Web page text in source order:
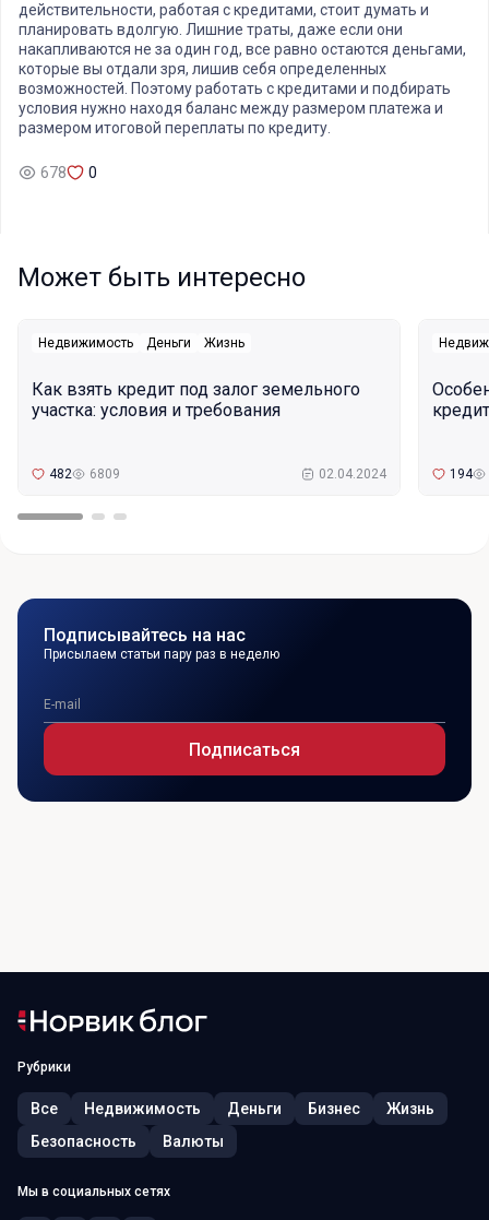
действительности, работая с кредитами, стоит думать и
планировать вдолгую. Лишние траты, даже если они
накапливаются не за один год, все равно остаются деньгами,
которые вы отдали зря, лишив себя определенных
возможностей. Поэтому работать с кредитами и подбирать
условия нужно находя баланс между размером платежа и
размером итоговой переплаты по кредиту.
678 0
Может быть интересно
Недвижимость Деньги Жизнь
Как взять кредит под залог земельного
участка: условия и требования
482 6809 02.04.2024 194
Подписывайтесь на нас
Присылаем статьи пару раз в неделю
Подписаться
Рубрики
Все Недвижимость Деньги Бизнес
Жизнь
Безопасность
Валюты
Мы в социальных сетях